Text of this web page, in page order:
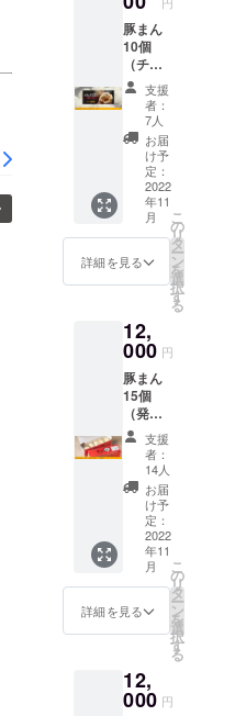
豚まん
10個
（チ
ケッ
ト）、
感謝状
※チケッ
トの有
効期限
は、
2022年
11月〜
2023年
5月まで
の半年
す。 ※
チケッ
トの利
用でき
る店舗
は本店
とし、
営業時
間は10
時〜18
時まで
となり
ます。
支援
者：
7人
お届
け予
定：
2022
年11
月
詳細を見る
こ
の
リ
タ
ー
ン
を
選
択
す
る
12,
000 円
豚まん
15個
（発
送）、
感謝状
支援
者：
14人
お届
け予
定：
2022
年11
月
詳細を見る
こ
の
リ
タ
ー
ン
を
選
択
す
る
12,
000 円